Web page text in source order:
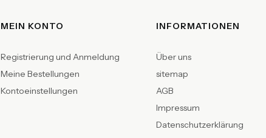
Fußzeilenmenü
MEIN KONTO
Registrierung und Anmeldung
Meine Bestellungen
Kontoeinstellungen
INFORMATIONEN
Über uns
sitemap
AGB
Impressum
Datenschutzerklärung